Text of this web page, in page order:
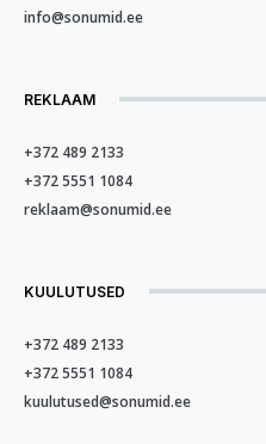
info@sonumid.ee
REKLAAM
+372 489 2133
+372 5551 1084
reklaam@sonumid.ee
KUULUTUSED
+372 489 2133
+372 5551 1084
kuulutused@sonumid.ee